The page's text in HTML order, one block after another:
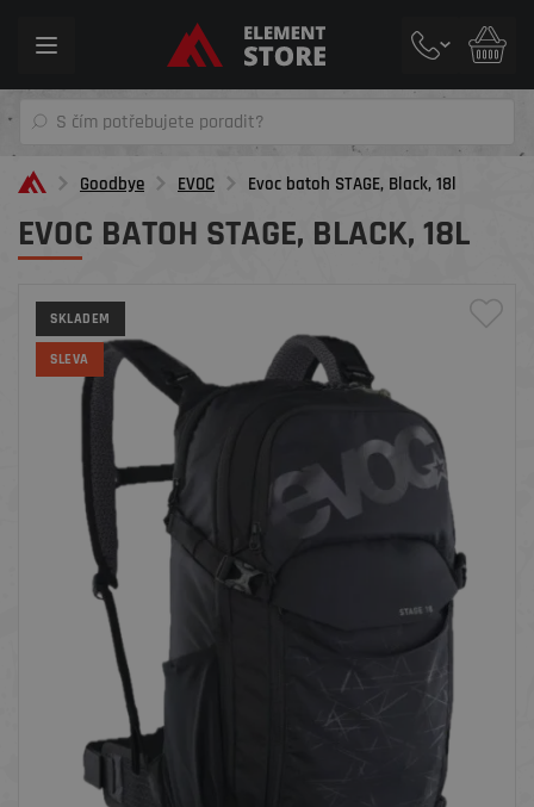
Toggle
Goodbye EVOC Evoc batoh STAGE, Black, 18l
EVOC BATOH STAGE, BLACK, 18L
SKLADEM
SLEVA